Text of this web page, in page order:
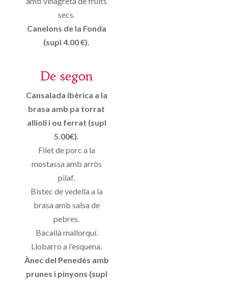
secs.
Canelons de la Fonda
(supl 4.00 €).
De segon
Cansalada ibèrica a la
brasa amb pa torrat
allioli i ou ferrat (supl
5.00€).
Filet de porc a la
mostassa amb arròs
pilaf.
Bistec de vedella a la
brasa amb salsa de
pebres.
Bacallà mallorquí.
Llobarro a l’esquena.
Ànec del Penedès amb
prunes i pinyons (supl